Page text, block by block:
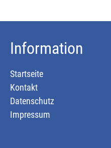
Information
Startseite
Kontakt
Datenschutz
Impressum